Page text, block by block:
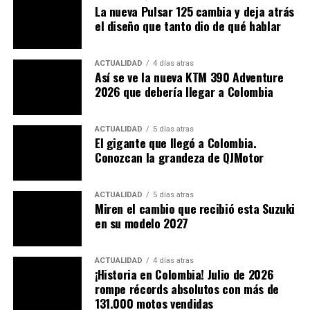
Quien odie cambiar de marcha al pie agradecerá esta
innovación. La Chinchilla 350 CVT Neo mantiene el
atractivo visual y mecánico del estilo cruiser clásico,
pero lo fusiona con una tecnología automática eficiente
y accesible. Mucho más simple y económica que sistemas
como DCT, AMT o E‑Clutch.
La nueva Pulsar 125 cambia y deja atrás
el diseño que tanto dio de qué hablar
ACTUALIDAD 4 días atras
Así se ve la nueva KTM 390 Adventure
2026 que debería llegar a Colombia
ACTUALIDAD 5 días atras
El gigante que llegó a Colombia.
Conozcan la grandeza de QJMotor
ACTUALIDAD 5 días atras
Miren el cambio que recibió esta Suzuki
en su modelo 2027
ACTUALIDAD 4 días atras
¡Historia en Colombia! Julio de 2026
rompe récords absolutos con más de
131.000 motos vendidas